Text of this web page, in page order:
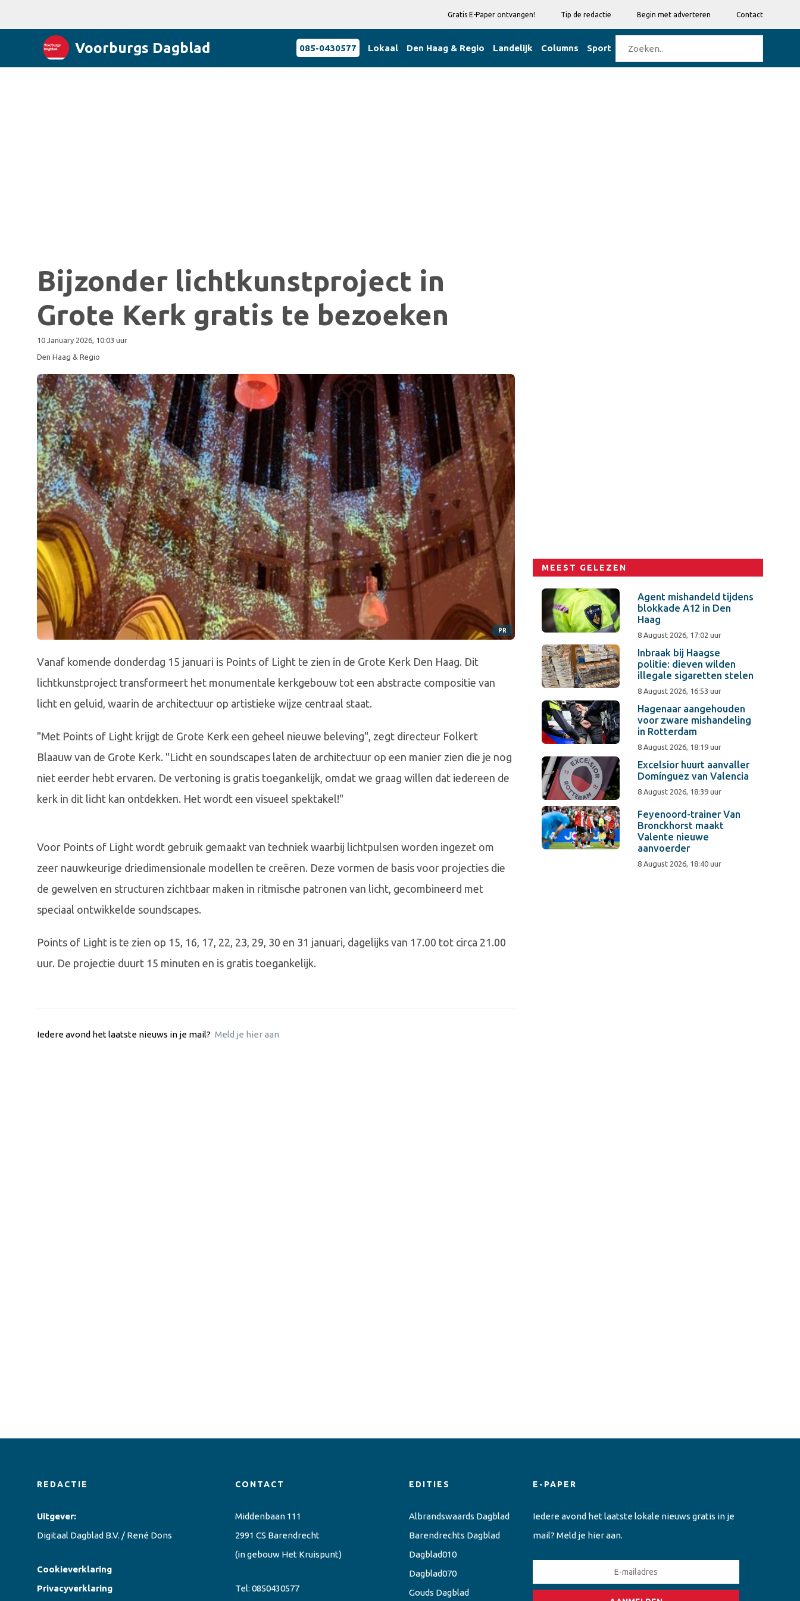
Gratis E-Paper ontvangen! Tip de redactie Begin met adverteren Contact
Voorburgs Dagblad 085-0430577 Lokaal Den Haag & Regio Landelijk Columns Sport
Bijzonder lichtkunstproject in
Grote Kerk gratis te bezoeken
10 January 2026, 10:03 uur
Den Haag & Regio
PR
Vanaf komende donderdag 15 januari is Points of Light te zien in de Grote Kerk Den Haag. Dit
lichtkunstproject transformeert het monumentale kerkgebouw tot een abstracte compositie van
licht en geluid, waarin de architectuur op artistieke wijze centraal staat.
"Met Points of Light krijgt de Grote Kerk een geheel nieuwe beleving", zegt directeur Folkert
Blaauw van de Grote Kerk. "Licht en soundscapes laten de architectuur op een manier zien die je nog
niet eerder hebt ervaren. De vertoning is gratis toegankelijk, omdat we graag willen dat iedereen de
kerk in dit licht kan ontdekken. Het wordt een visueel spektakel!"
Voor Points of Light wordt gebruik gemaakt van techniek waarbij lichtpulsen worden ingezet om
zeer nauwkeurige driedimensionale modellen te creëren. Deze vormen de basis voor projecties die
de gewelven en structuren zichtbaar maken in ritmische patronen van licht, gecombineerd met
speciaal ontwikkelde soundscapes.
Points of Light is te zien op 15, 16, 17, 22, 23, 29, 30 en 31 januari, dagelijks van 17.00 tot circa 21.00
uur. De projectie duurt 15 minuten en is gratis toegankelijk.
Iedere avond het laatste nieuws in je mail? Meld je hier aan
MEEST GELEZEN
Agent mishandeld tijdens
blokkade A12 in Den
Haag
8 August 2026, 17:02 uur
Inbraak bij Haagse
politie: dieven wilden
illegale sigaretten stelen
8 August 2026, 16:53 uur
Hagenaar aangehouden
voor zware mishandeling
in Rotterdam
8 August 2026, 18:19 uur
Excelsior huurt aanvaller
Domínguez van Valencia
8 August 2026, 18:39 uur
Feyenoord-trainer Van
Bronckhorst maakt
Valente nieuwe
aanvoerder
8 August 2026, 18:40 uur
REDACTIE
Uitgever:
Digitaal Dagblad B.V. / René Dons
Cookieverklaring
Privacyverklaring
CONTACT
Middenbaan 111
2991 CS Barendrecht
(in gebouw Het Kruispunt)
Tel: 0850430577
EDITIES
Albrandswaards Dagblad
Barendrechts Dagblad
Dagblad010
Dagblad070
Gouds Dagblad
E-PAPER
Iedere avond het laatste lokale nieuws gratis in je
mail? Meld je hier aan.